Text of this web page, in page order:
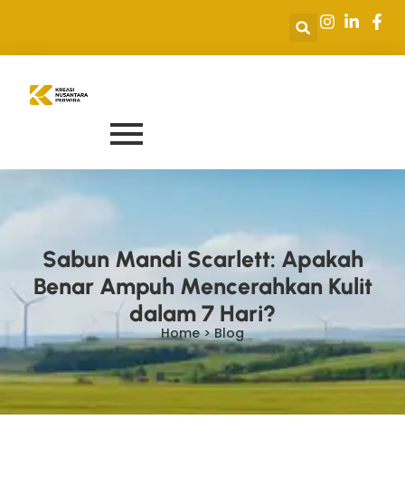
Sabun Mandi Scarlett: Apakah
Benar Ampuh Mencerahkan Kulit
dalam 7 Hari?
Home > Blog